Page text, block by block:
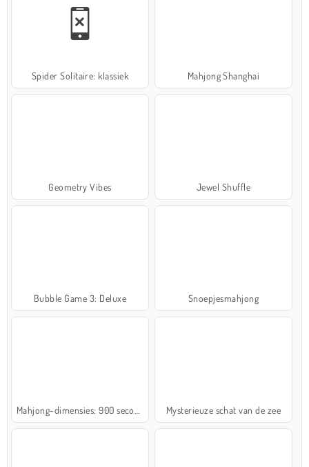
Spider Solitaire: klassiek Mahjong Shanghai
Geometry Vibes Jewel Shuffle
Bubble Game 3: Deluxe Snoepjesmahjong
Mysterieuze schat van de zee